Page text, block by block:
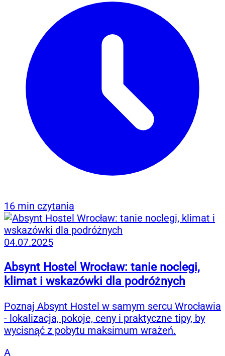
16 min czytania
04.07.2025
Absynt Hostel Wrocław: tanie noclegi,
klimat i wskazówki dla podróżnych
Poznaj Absynt Hostel w samym sercu Wrocławia
- lokalizacja, pokoje, ceny i praktyczne tipy, by
wycisnąć z pobytu maksimum wrażeń.
A